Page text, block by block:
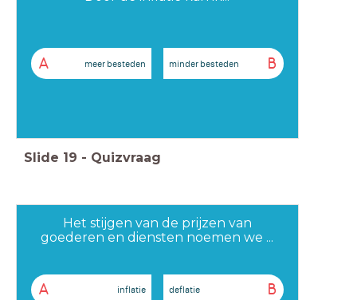
A meer besteden B
minder besteden
Slide 19 - Quizvraag
Het stijgen van de prijzen van
goederen en diensten noemen we ...
A inflatie B
deflatie